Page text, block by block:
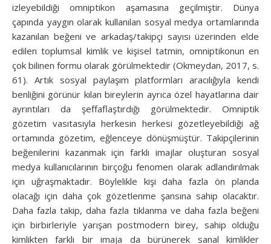
izleyebildiği omniptikon aşamasına geçilmiştir. Dünya
çapında yaygın olarak kullanılan sosyal medya ortamlarında
kazanılan beğeni ve arkadaş/takipçi sayısı üzerinden elde
edilen toplumsal kimlik ve kişisel tatmin, omniptikonun en
çok bilinen formu olarak görülmektedir (Okmeydan, 2017, s.
61). Artık sosyal paylaşım platformları aracılığıyla kendi
benliğini görünür kılan bireylerin ayrıca özel hayatlarına dair
ayrıntıları da şeffaflaştırdığı görülmektedir. Omniptik
gözetim vasıtasıyla herkesin herkesi gözetleyebildiği ağ
ortamında gözetim, eğlenceye dönüşmüştür. Takipçilerinin
beğenilerini kazanmak için farklı imajlar oluşturan sosyal
medya kullanıcılarının birçoğu fenomen olarak adlandırılmak
için uğraşmaktadır. Böylelikle kişi daha fazla ön planda
olacağı için daha çok gözetlenme şansına sahip olacaktır.
Daha fazla takip, daha fazla tıklanma ve daha fazla beğeni
için birbirleriyle yarışan postmodern birey, sahip olduğu
kimlikten farklı bir imaja da bürünerek sanal kimlikler